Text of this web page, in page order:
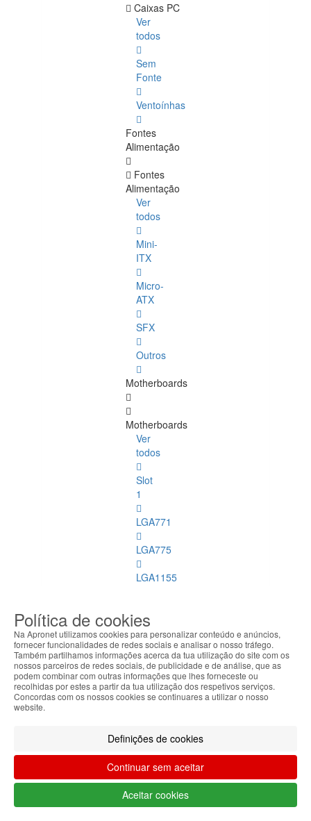
Caixas PC
Ver
todos
Sem
Fonte
Ventoínhas
Fontes
Alimentação
Fontes
Alimentação
Ver
todos
Mini-
ITX
Micro-
ATX
SFX
Outros
Motherboards
Motherboards
Ver
todos
Slot
1
LGA771
LGA775
LGA1155
com
CPU
CPUs e
Refrigeração
CPUs e
todos
LGA775
LGA1155
Política de cookies
Na Apronet utilizamos cookies para personalizar conteúdo e anúncios,
fornecer funcionalidades de redes sociais e analisar o nosso tráfego.
Também partilhamos informações acerca da tua utilização do site com os
nossos parceiros de redes sociais, de publicidade e de análise, que as
podem combinar com outras informações que lhes forneceste ou
recolhidas por estes a partir da tua utilização dos respetivos serviços.
Concordas com os nossos cookies se continuares a utilizar o nosso
website.
Definições de cookies
Continuar sem aceitar
Aceitar cookies